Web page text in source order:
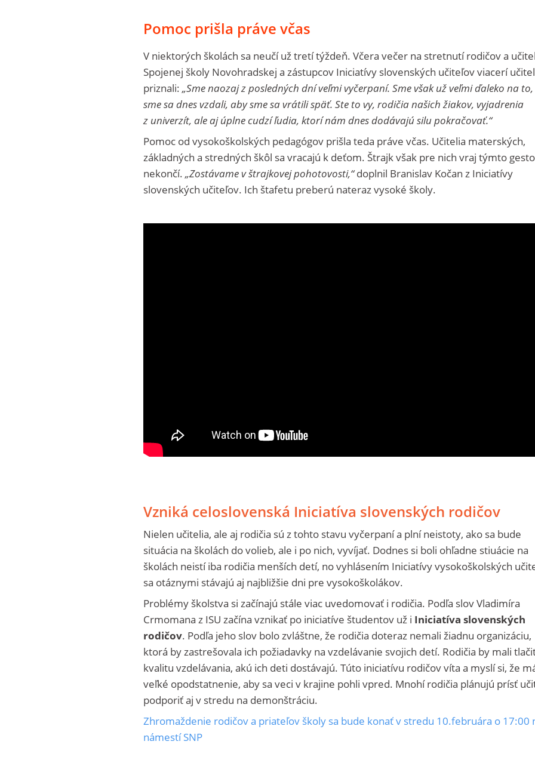
Pomoc prišla práve včas
V niektorých školách sa neučí už tretí týždeň. Včera večer na stretnutí rodičov a
Spojenej školy Novohradskej a zástupcov Iniciatívy slovenských učiteľov viacerí
priznali: „Sme naozaj z posledných dní veľmi vyčerpaní. Sme však už veľmi ďaleko na
sme sa dnes vzdali, aby sme sa vrátili späť. Ste to vy, rodičia našich žiakov, vyjadrenia
z univerzít, ale aj úplne cudzí ľudia, ktorí nám dnes dodávajú silu pokračovať.“
Pomoc od vysokoškolských pedagógov prišla teda práve včas. Učitelia materských,
základných a stredných škôl sa vracajú k deťom. Štrajk však pre nich vraj týmto
nekončí. „Zostávame v štrajkovej pohotovosti,“doplnil Branislav Kočan z Iniciatívy
slovenských učiteľov. Ich štafetu preberú nateraz vysoké školy.
Vzniká celoslovenská Iniciatíva slovenských rodičov
Nielen učitelia, ale aj rodičia sú z tohto stavu vyčerpaní a plní neistoty, ako sa bude
situácia na školách do volieb, ale i po nich, vyvíjať. Dodnes si boli ohľadne stiuácie na
školách neistí iba rodičia menších detí, no vyhlásením Iniciatívy vysokoškolských
sa otáznymi stávajú aj najbližšie dni pre vysokoškolákov.
Problémy školstva si začínajú stále viac uvedomovať i rodičia. Podľa slov Vladimíra
Crmomana z ISU začína vznikať po iniciatíve študentov už i Iniciatíva slovenských
rodičov. Podľa jeho slov bolo zvláštne, že rodičia doteraz nemali žiadnu organizáciu,
ktorá by zastrešovala ich požiadavky na vzdelávanie svojich detí. Rodičia by mali
kvalitu vzdelávania, akú ich deti dostávajú. Túto iniciatívu rodičov víta a myslí si, že
veľké opodstatnenie, aby sa veci v krajine pohli vpred. Mnohí rodičia plánujú prísť
podporiť aj v stredu na demonštráciu.
Zhromaždenie rodičov a priateľov školy sa bude konať v stredu 10.februára o 17:00
námestí SNP